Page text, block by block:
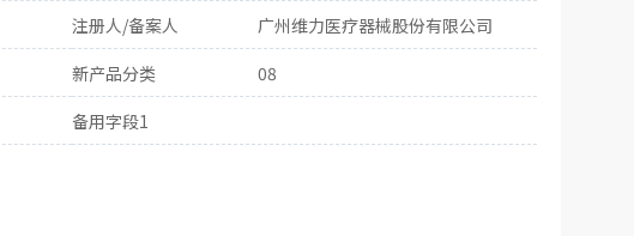
注册人/备案人
广州维力医疗器械股份有限公司
新产品分类
08
备用字段1